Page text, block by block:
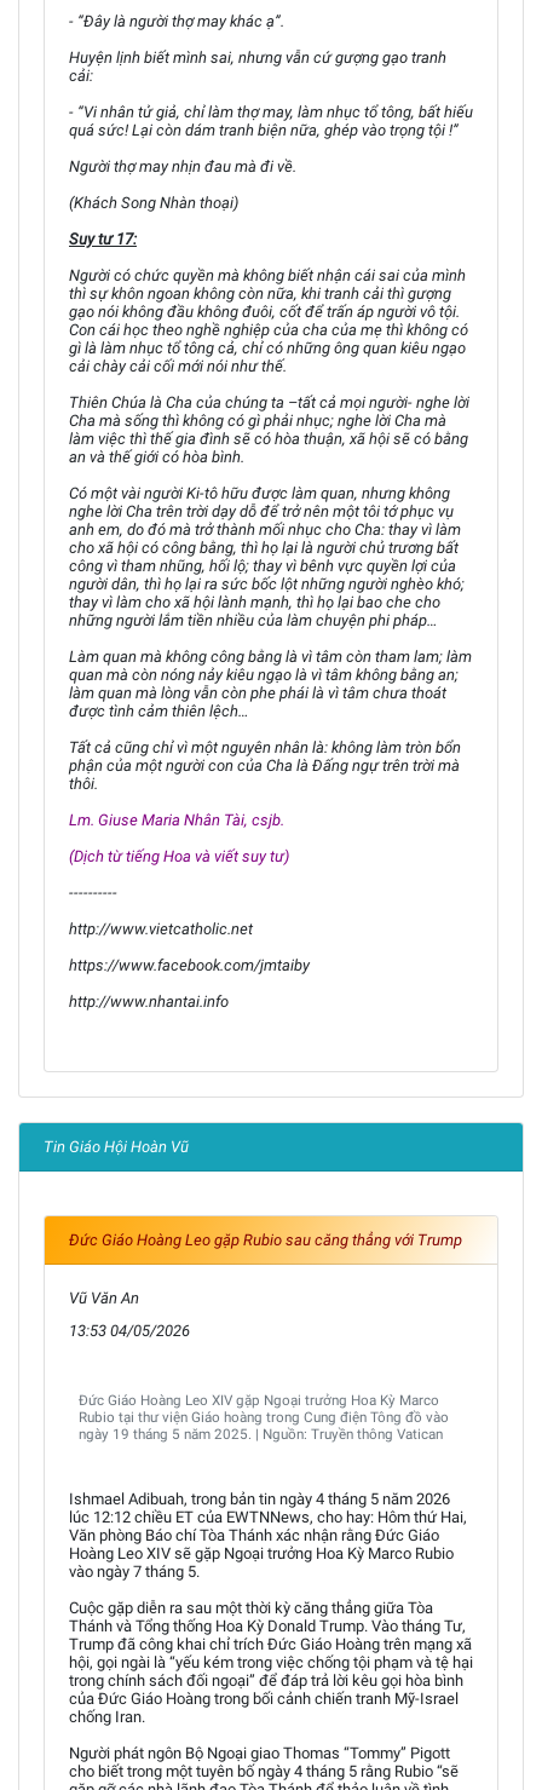
- “Đây là người thợ may khác ạ”.
Huyện lịnh biết mình sai, nhưng vẫn cứ gượng gạo tranh
cải:
- “Vi nhân tử giả, chỉ làm thợ may, làm nhục tổ tông, bất hiếu
quá sức! Lại còn dám tranh biện nữa, ghép vào trọng tội !”
Người thợ may nhịn đau mà đi về.
(Khách Song Nhàn thoại)
Suy tư 17:
Người có chức quyền mà không biết nhận cái sai của mình
thì sự khôn ngoan không còn nữa, khi tranh cải thì gượng
gạo nói không đầu không đuôi, cốt để trấn áp người vô tội.
Con cái học theo nghề nghiệp của cha của mẹ thì không có
gì là làm nhục tổ tông cả, chỉ có những ông quan kiêu ngạo
cải chày cải cối mới nói như thế.
Thiên Chúa là Cha của chúng ta –tất cả mọi người- nghe lời
Cha mà sống thì không có gì phải nhục; nghe lời Cha mà
làm việc thì thế gia đình sẽ có hòa thuận, xã hội sẽ có bằng
an và thế giới có hòa bình.
Có một vài người Ki-tô hữu được làm quan, nhưng không
nghe lời Cha trên trời dạy dỗ để trở nên một tôi tớ phục vụ
anh em, do đó mà trở thành mối nhục cho Cha: thay vì làm
cho xã hội có công bằng, thì họ lại là người chủ trương bất
công vì tham nhũng, hối lộ; thay vì bênh vực quyền lợi của
người dân, thì họ lại ra sức bốc lột những người nghèo khó;
thay vì làm cho xã hội lành mạnh, thì họ lại bao che cho
những người lắm tiền nhiều của làm chuyện phi pháp…
Làm quan mà không công bằng là vì tâm còn tham lam; làm
quan mà còn nóng nảy kiêu ngạo là vì tâm không bằng an;
làm quan mà lòng vẫn còn phe phái là vì tâm chưa thoát
được tình cảm thiên lệch…
Tất cả cũng chỉ vì một nguyên nhân là: không làm tròn bổn
phận của một người con của Cha là Đấng ngự trên trời mà
thôi.
Lm. Giuse Maria Nhân Tài, csjb.
(Dịch từ tiếng Hoa và viết suy tư)
----------
http://www.vietcatholic.net
https://www.facebook.com/jmtaiby
http://www.nhantai.info
Tin Giáo Hội Hoàn Vũ
Đức Giáo Hoàng Leo gặp Rubio sau căng thẳng với Trump
Vũ Văn An
13:53 04/05/2026
Đức Giáo Hoàng Leo XIV gặp Ngoại trưởng Hoa Kỳ Marco
Rubio tại thư viện Giáo hoàng trong Cung điện Tông đồ vào
ngày 19 tháng 5 năm 2025. | Nguồn: Truyền thông Vatican
Ishmael Adibuah, trong bản tin ngày 4 tháng 5 năm 2026
lúc 12:12 chiều ET của EWTNNews, cho hay: Hôm thứ Hai,
Văn phòng Báo chí Tòa Thánh xác nhận rằng Đức Giáo
Hoàng Leo XIV sẽ gặp Ngoại trưởng Hoa Kỳ Marco Rubio
vào ngày 7 tháng 5.
Cuộc gặp diễn ra sau một thời kỳ căng thẳng giữa Tòa
Thánh và Tổng thống Hoa Kỳ Donald Trump. Vào tháng Tư,
Trump đã công khai chỉ trích Đức Giáo Hoàng trên mạng xã
hội, gọi ngài là “yếu kém trong việc chống tội phạm và tệ hại
trong chính sách đối ngoại” để đáp trả lời kêu gọi hòa bình
của Đức Giáo Hoàng trong bối cảnh chiến tranh Mỹ-Israel
chống Iran.
Người phát ngôn Bộ Ngoại giao Thomas “Tommy” Pigott
cho biết trong một tuyên bố ngày 4 tháng 5 rằng Rubio “sẽ